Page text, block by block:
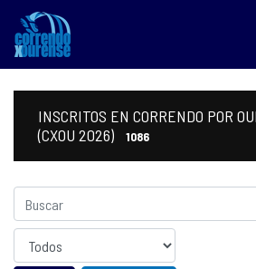
INSCRITOS EN CORRENDO POR
(CXOU 2026)
1086
Sexo